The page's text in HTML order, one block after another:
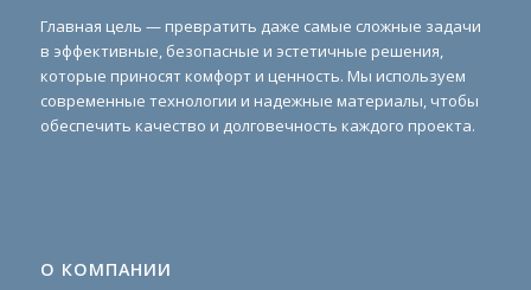
Главная цель — превратить даже самые сложные задачи
в эффективные, безопасные и эстетичные решения,
которые приносят комфорт и ценность. Мы используем
современные технологии и надежные материалы, чтобы
обеспечить качество и долговечность каждого проекта.
О КОМПАНИИ